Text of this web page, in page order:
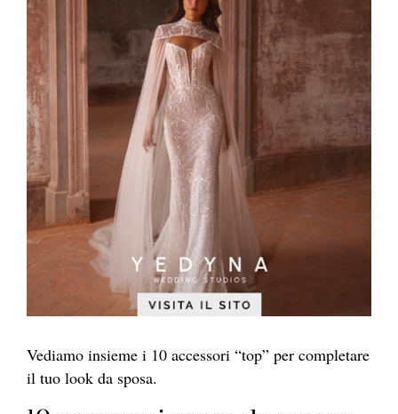
Vediamo insieme i 10 accessori “top” per completare
il tuo look da sposa.